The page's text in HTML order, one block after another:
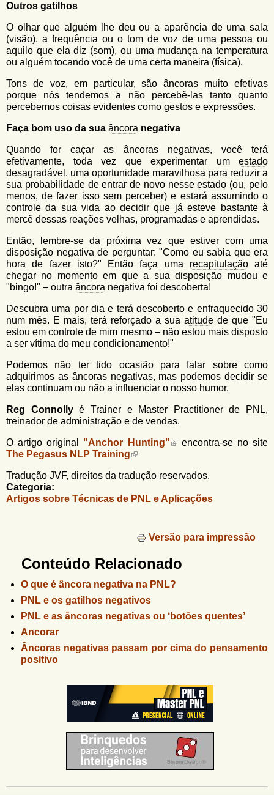
Outros gatilhos
O olhar que alguém lhe deu ou a aparência de uma sala
(visão), a frequência ou o tom de voz de uma pessoa ou
aquilo que ela diz (som), ou uma mudança na temperatura
ou alguém tocando você de uma certa maneira (física).
Tons de voz, em particular, são âncoras muito efetivas
porque nós tendemos a não percebê-las tanto quanto
percebemos coisas evidentes como gestos e expressões.
Faça bom uso da sua âncora negativa
Quando for caçar as âncoras negativas, você terá
efetivamente, toda vez que experimentar um estado
desagradável, uma oportunidade maravilhosa para reduzir a
sua probabilidade de entrar de novo nesseestado (ou, pelo
menos, de fazer isso sem perceber) e estará assumindo o
controle da sua vida ao decidir que já esteve bastante à
mercê dessas reações velhas, programadas e aprendidas.
Então, lembre-se da próxima vez que estiver com uma
disposição negativa de perguntar: "Como eu sabia que era
hora de fazer isto?" Então faça uma recapitulaçãoaté
chegar no momento em que a sua disposição mudou e
"bingo!" – outra âncora negativa foi descoberta!
Descubra uma por dia e terá descoberto e enfraquecido 30
num mês. E mais, terá reforçado a sua atitude de que "Eu
estou em controle de mim mesmo – não estou mais disposto
a ser vítima do meu condicionamento!"
Podemos não ter tido ocasião para falar sobre como
adquirimos as âncoras negativas, mas podemos decidir se
elas continuam ou não a influenciar o nosso humor.
Reg Connollyé Trainer e Master Practitioner de PNL,
treinador de administração e de vendas.
O artigo original "Anchor Hunting"
encontra-se no site
The Pegasus NLP Training
Tradução JVF, direitos da tradução reservados.
Categoria:
Artigos sobre Técnicas de PNL e Aplicações
Versão para impressão
Conteúdo Relacionado
O que é âncora negativa na PNL?
PNL e os gatilhos negativos
PNL e as âncoras negativas ou ‘botões quentes’
Ancorar
Âncoras negativas passam por cima do pensamento
positivo